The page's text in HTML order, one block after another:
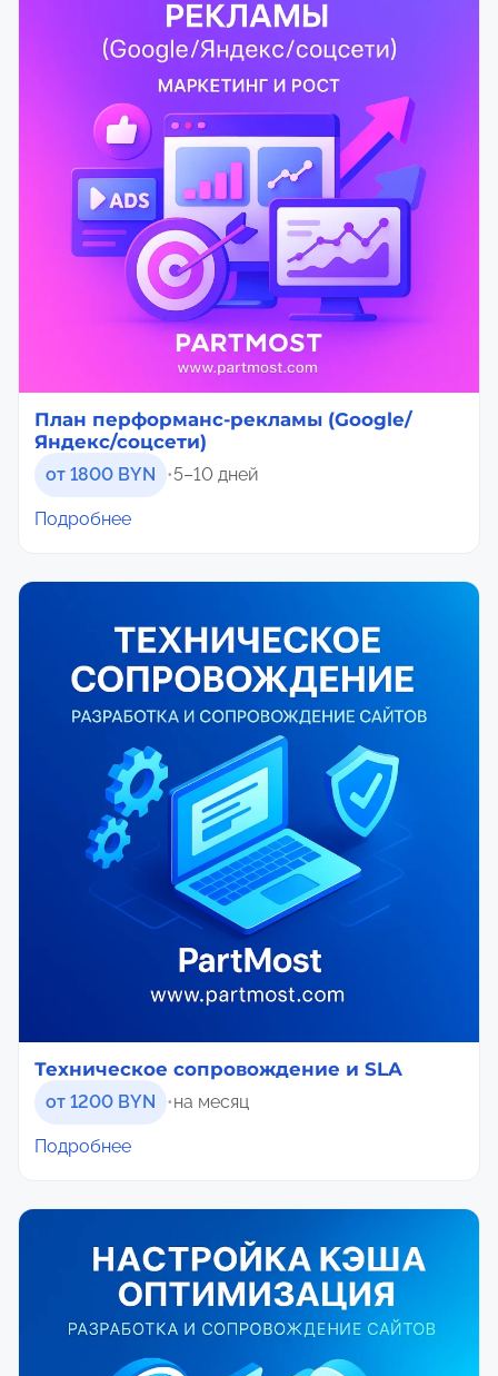
План перформанс-рекламы (Google/
Яндекс/соцсети)
от 1800 BYN •5–10 дней
Подробнее
Техническое сопровождение и SLA
от 1200 BYN •на месяц
Подробнее